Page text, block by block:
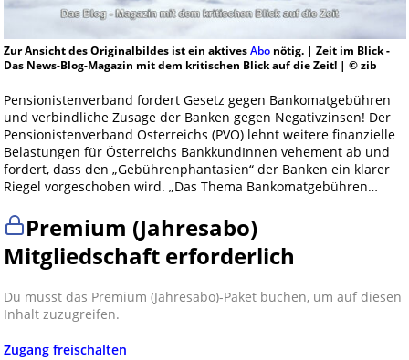
Zur Ansicht des Originalbildes ist ein aktivesAbonötig. | Zeit im Blick -
Das News-Blog-Magazin mit dem kritischen Blick auf die Zeit! | © zib
Pensionistenverband fordert Gesetz gegen Bankomatgebühren
und verbindliche Zusage der Banken gegen Negativzinsen! Der
Pensionistenverband Österreichs (PVÖ) lehnt weitere finanzielle
Belastungen für Österreichs BankkundInnen vehement ab und
fordert, dass den „Gebührenphantasien“ der Banken ein klarer
Riegel vorgeschoben wird. „Das Thema Bankomatgebühren…
Premium (Jahresabo)
Mitgliedschaft erforderlich
Du musst das Premium (Jahresabo)-Paket buchen, um auf diesen
Inhalt zuzugreifen.
Zugang freischalten